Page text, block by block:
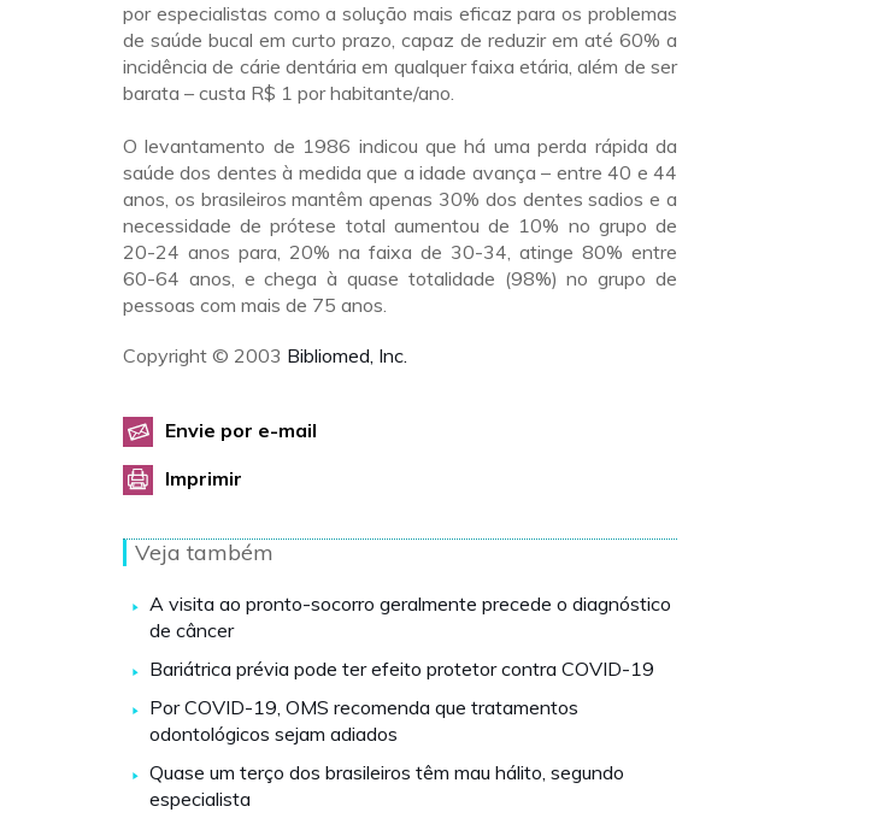
por especialistas como a solução mais eficaz para os problemas
de saúde bucal em curto prazo, capaz de reduzir em até 60% a
incidência de cárie dentária em qualquer faixa etária, além de ser
barata – custa R$ 1 por habitante/ano.
O levantamento de 1986 indicou que há uma perda rápida da
saúde dos dentes à medida que a idade avança – entre 40 e 44
anos, os brasileiros mantêm apenas 30% dos dentes sadios e a
necessidade de prótese total aumentou de 10% no grupo de
20-24 anos para, 20% na faixa de 30-34, atinge 80% entre
60-64 anos, e chega à quase totalidade (98%) no grupo de
pessoas com mais de 75 anos.
Copyright © 2003 Bibliomed, Inc.
Envie por e-mail
Imprimir
Veja também
A visita ao pronto-socorro geralmente precede o diagnóstico
de câncer
Bariátrica prévia pode ter efeito protetor contra COVID-19
Por COVID-19, OMS recomenda que tratamentos
odontológicos sejam adiados
Quase um terço dos brasileiros têm mau hálito, segundo
especialista